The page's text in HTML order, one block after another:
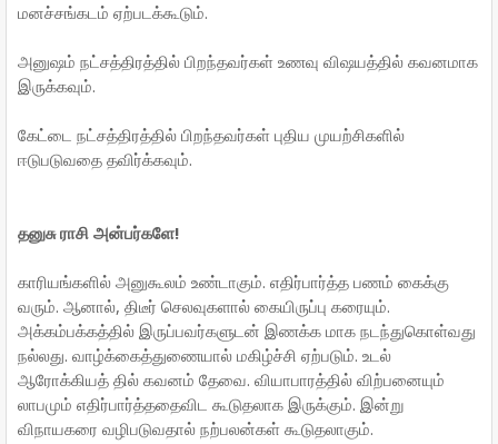
மனச்சங்கடம் ஏற்படக்கூடும்.
அனுஷம் நட்சத்திரத்தில் பிறந்தவர்கள் உணவு விஷயத்தில் கவனமாக
இருக்கவும்.
கேட்டை நட்சத்திரத்தில் பிறந்தவர்கள் புதிய முயற்சிகளில்
ஈடுபடுவதை தவிர்க்கவும்.
தனுசு ராசி அன்பர்களே!
காரியங்களில் அனுகூலம் உண்டாகும். எதிர்பார்த்த பணம் கைக்கு
வரும். ஆனால், திடீர் செலவுகளால் கையிருப்பு கரையும்.
அக்கம்பக்கத்தில் இருப்பவர்களுடன் இணக்க மாக நடந்துகொள்வது
நல்லது. வாழ்க்கைத்துணையால் மகிழ்ச்சி ஏற்படும். உடல்
ஆரோக்கியத் தில் கவனம் தேவை. வியாபாரத்தில் விற்பனையும்
லாபமும் எதிர்பார்த்ததைவிட கூடுதலாக இருக்கும். இன்று
விநாயகரை வழிபடுவதால் நற்பலன்கள் கூடுதலாகும்.